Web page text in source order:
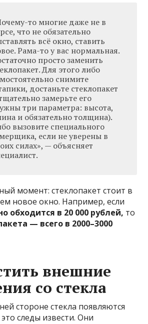
то многие даже не в
что не обязательно
всё окно, ставить
Рама-то у вас нормальная.
просто заменить
Для этого либо
снимите
достаньте стеклопакет
замерьте его
три параметра: высота,
и обязательно толщина).
вызовите специального
если не уверены в
силах», — объясняет
момент: стеклопакет стоит в
новое окно. Например, если
обходится в 20 000 рублей, то
— всего в 2000–3000
внешние
со стекла
стороне стекла появляются
следы извести. Они